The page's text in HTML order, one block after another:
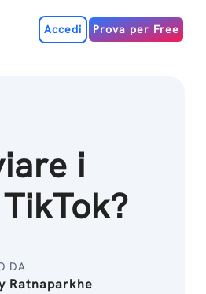
Accedi Prova per Free
i
DA
Ratnaparkhe